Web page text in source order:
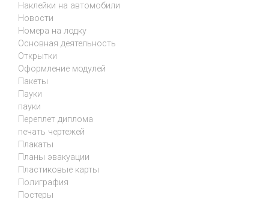
Наклейки на автомобили
Новости
Номера на лодку
Основная деятельность
Открытки
Оформление модулей
Пакеты
Пауки
пауки
Переплет диплома
печать чертежей
Плакаты
Планы эвакуации
Пластиковые карты
Полиграфия
Постеры